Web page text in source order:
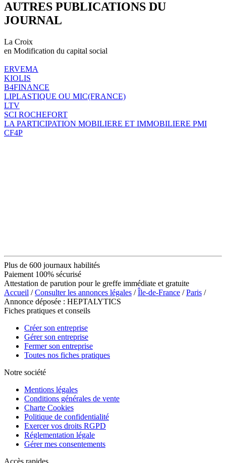
AUTRES PUBLICATIONS DU
JOURNAL
La Croix
en Modification du capital social
ERVEMA
KIOLIS
B4FINANCE
LIPLASTIQUE OU MIC(FRANCE)
LTV
SCI ROCHEFORT
LA PARTICIPATION MOBILIERE ET IMMOBILIERE PMI
CF4P
Plus de 600 journaux habilités
Paiement 100% sécurisé
Attestation de parution pour le greffe immédiate et gratuite
Accueil /Consulter les annonces légales /Île-de-France /Paris /
Annonce déposée : HEPTALYTICS
Fiches pratiques et conseils
Créer son entreprise
Gérer son entreprise
Fermer son entreprise
Toutes nos fiches pratiques
Notre société
Mentions légales
Conditions générales de vente
Charte Cookies
Politique de confidentialité
Exercer vos droits RGPD
Réglementation légale
Gérer mes consentements
Accès rapides